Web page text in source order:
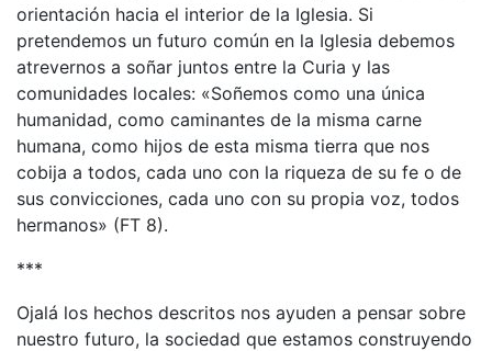
orientación hacia el interior de la Iglesia. Si
pretendemos un futuro común en la Iglesia debemos
atrevernos a soñar juntos entre la Curia y las
comunidades locales: «Soñemos como una única
humanidad, como caminantes de la misma carne
humana, como hijos de esta misma tierra que nos
cobija a todos, cada uno con la riqueza de su fe o de
sus convicciones, cada uno con su propia voz, todos
hermanos» (FT 8).
***
Ojalá los hechos descritos nos ayuden a pensar sobre
nuestro futuro, la sociedad que estamos construyendo